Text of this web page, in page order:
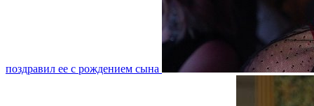
поздравил ее с рождением сына